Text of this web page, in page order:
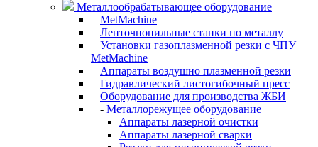
Металлообрабатывающее оборудование
MetMachine
Ленточнопильные станки по металлу
Установки газоплазменной резки с ЧПУ
MetMachine
Аппараты воздушно плазменной резки
Гидравлический листогибочный пресс
Оборудование для производства ЖБИ
+ - Металлорежущее оборудование
Аппараты лазерной очистки
Аппараты лазерной сварки